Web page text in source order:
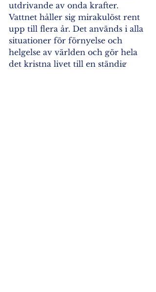
utdrivande av onda krafter.
Vattnet håller sig mirakulöst rent
upp till flera år. Det används i alla
situationer för förnyelse och
helgelse av världen och gör hela
det kristna livet till en ständig